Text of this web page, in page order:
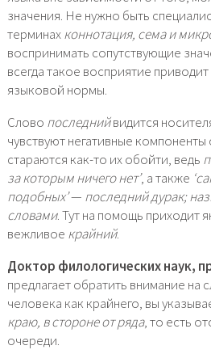
значения. Не нужно быть
терминахконнотация, сема и
воспринимать сопутствующие
всегда такое восприятие
языковой нормы.
Слово последнийвидится
чувствуют негативные
стараются как-то их обойти, ведь
за которым ничего нет’, а также
подобных’— последний дурак;
словами. Тут на помощь приходит
вежливое крайний.
Доктор филологических наук,
предлагает обратить внимание на
человека как крайнего, вы
краю, в стороне от ряда, то есть
очереди.